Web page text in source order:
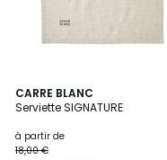
CARRE BLANC
Serviette SIGNATURE
à partir de
18,00 €
2
Couleurs